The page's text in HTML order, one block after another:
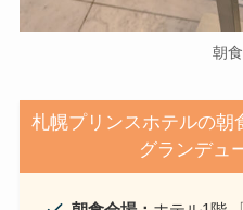
朝
札幌プリンスホテルの朝
グランデュ